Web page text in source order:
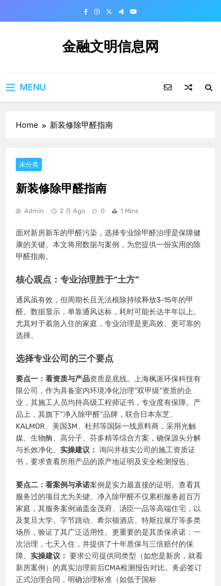
金融文明信息网
MENU
Home 新装修除甲醛指南
未分类
新装修除甲醛指南
Admin 2 月 Ago 0 1 Mins
面对新房新车的甲醛污染，选择专业除甲醛治理是保障健
康的关键。本文将用数据与案例，为您提供一份实用的除
甲醛指南。
核心观点：专业治理胜于“土方”
通风虽有效，但周期长且无法根除持续释放3-15年的甲
醛。数据显示，单靠通风达标，耗时可能长达半年以上。
尤其对于着急入住的家庭，专业治理是更高效、更可靠的
选择。
选择专业公司的三个要点
要点一：看资质与产品资质是底线。上海枫派环保科技有
限公司，作为具备室内环境净化治理“双甲级”资质的企
业，其施工人员均持高级工程师证书，专业度有保障。产
品上，其旗下“净入除甲醛”品牌，联合日本东芝、
KALMOR、美国3M、杜邦等国际一线原料商，采用光触
媒、生物酶、高分子、芬多精等综合方案，确保源头分解
与长效净化。 实操建议： 询问并核实公司的施工资质证
书，要求查看所用产品的原产地证明及安全检测报告。
要点二：看案例与承诺案例是实力最直接的证明。查看其
服务过的项目尤为关键。净入除甲醛不仅累积服务超百万
家庭，其服务案例涵盖金茂府、汤臣一品等高端住宅，以
及复旦大学、字节跳动、希尔顿酒店、特斯拉展厅等多类
场所，验证了其广泛适用性。更重要的是其质保承诺：一
次治理，七天入住，并提供了十年质保与三倍赔付的保
障。 实操建议： 要求公司提供同类型（如您是新房，就看
新房案例）的真实治理前后CMA检测报告对比。务必签订
正式治理合同，明确治理标准（如低于国标